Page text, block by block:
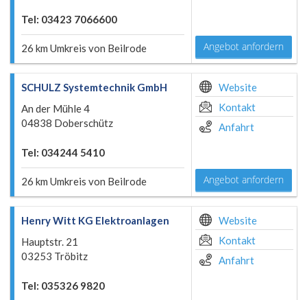
Tel: 03423 7066600
26 km Umkreis von Beilrode Angebot anfordern
SCHULZ Systemtechnik GmbH
An der Mühle 4
04838 Doberschütz
Tel: 034244 5410
26 km Umkreis von Beilrode
Website
Kontakt
Anfahrt
Angebot anfordern
Henry Witt KG Elektroanlagen
Hauptstr. 21
03253 Tröbitz
Tel: 035326 9820
Website
Kontakt
Anfahrt